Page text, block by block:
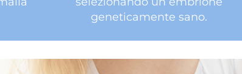
geneticamente sano.